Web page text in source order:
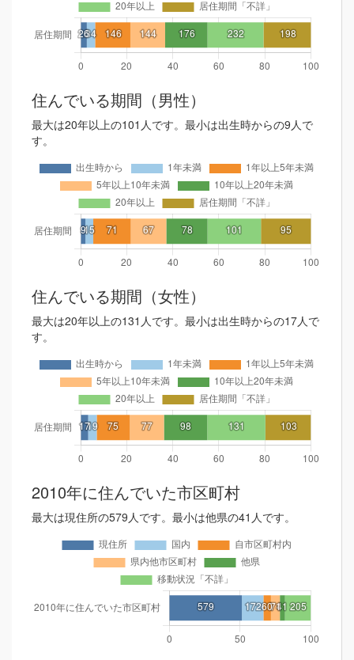
住んでいる期間（男性）
最大は20年以上の101人です。最小は出生時からの9人で
す。
住んでいる期間（女性）
最大は20年以上の131人です。最小は出生時からの17人で
す。
2010年に住んでいた市区町村
最大は現住所の579人です。最小は他県の41人です。